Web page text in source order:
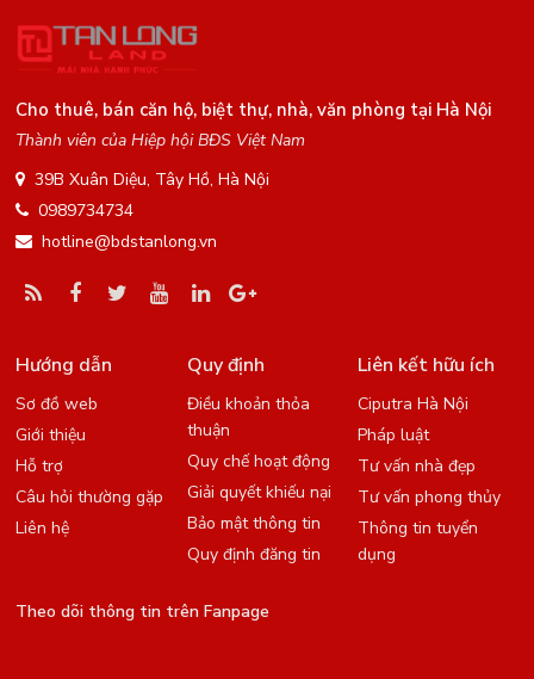
Cho thuê, bán căn hộ, biệt thự, nhà, văn phòng tại Hà Nội
Thành viên của Hiệp hội BĐS Việt Nam
39B Xuân Diệu, Tây Hồ, Hà Nội
0989734734
hotline@bdstanlong.vn
Hướng dẫn
Sơ đồ web
Giới thiệu
Hỗ trợ
Câu hỏi thường gặp
Liên hệ
Quy định
Điều khoản thỏa
thuận
Quy chế hoạt động
Giải quyết khiếu nại
Bảo mật thông tin
Quy định đăng tin
Liên kết hữu ích
Ciputra Hà Nội
Pháp luật
Tư vấn nhà đẹp
Tư vấn phong thủy
Thông tin tuyển
dụng
Theo dõi thông tin trên Fanpage